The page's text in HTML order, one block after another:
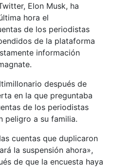
Elon Musk, ha
hora el
de los periodistas
de la plataforma
información
después de
en la que preguntaba
de los periodistas
peligro a su familia.
cuentas que duplicaron
la suspensión ahora»,
de que la encuesta haya